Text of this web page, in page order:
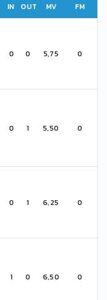
IN OUT MV FM
0 0 5,75 0
0 1 5,50 0
0 1 6,25 0
1 0 6,50 0